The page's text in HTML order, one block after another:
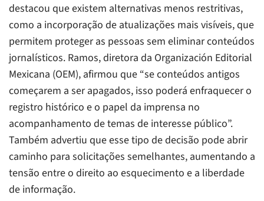
destacou que existem alternativas menos restritivas,
como a incorporação de atualizações mais visíveis, que
permitem proteger as pessoas sem eliminar conteúdos
jornalísticos. Ramos, diretora da Organización Editorial
Mexicana (OEM), afirmou que “se conteúdos antigos
começarem a ser apagados, isso poderá enfraquecer o
registro histórico e o papel da imprensa no
acompanhamento de temas de interesse público”.
Também advertiu que esse tipo de decisão pode abrir
caminho para solicitações semelhantes, aumentando a
tensão entre o direito ao esquecimento e a liberdade
de informação.